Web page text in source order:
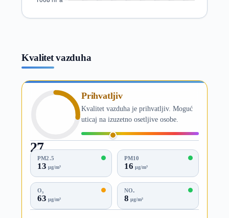
Kvalitet vazduha
27
AQI
Prihvatljiv
Kvalitet vazduha je prihvatljiv. Moguć
uticaj na izuzetno osetljive osobe.
PM2.5
13 µg/m³
PM10
16 µg/m³
O₃
63 µg/m³
NO₂
8 µg/m³